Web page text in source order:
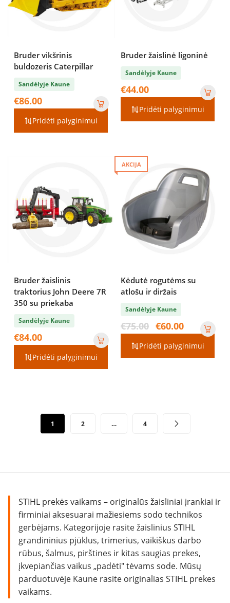
Bruder vikšrinis
buldozeris Caterpillar
Sandėlyje Kaune
€86.00
Pridėti palyginimui
Bruder žaislinė ligoninė
Sandėlyje Kaune
€44.00
Pridėti palyginimui
Bruder žaislinis
traktorius John Deere 7R
350 su priekaba
Sandėlyje Kaune
€84.00
Pridėti palyginimui
AKCIJA
Kėdutė rogutėms su
atlošu ir diržais
Sandėlyje Kaune
€75.00
Original
price
was:
€60.00Current
price
is:
Pridėti palyginimui
1 2 … 4
STIHL prekės vaikams – originalūs žaisliniai įrankiai ir
firminiai aksesuarai mažiesiems sodo technikos
gerbėjams. Kategorijoje rasite žaislinius STIHL
grandininius pjūklus, trimerius, vaikiškus darbo
rūbus, šalmus, pirštines ir kitas saugias prekes,
įkvepiančias vaikus „padėti" tėvams sode. Mūsų
parduotuvėje Kaune rasite originalias STIHL prekes
vaikams.